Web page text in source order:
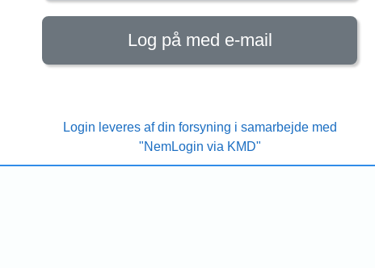
Log på med e-mail
Login leveres af din forsyning i samarbejde med
"NemLogin via KMD"